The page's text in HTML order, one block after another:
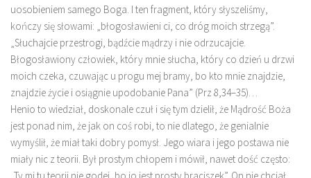
uosobieniem samego Boga. I ten fragment, który słyszeliśmy,
kończy się słowami: „błogosławieni ci, co dróg moich strzegą”.
„Słuchajcie przestrogi, bądźcie mądrzy i nie odrzucajcie.
Błogosławiony człowiek, który mnie słucha, który co dzień u drzwi
moich czeka, czuwając u progu mej bramy, bo kto mnie znajdzie,
znajdzie życie i osiągnie upodobanie Pana” (Prz 8,34–35)…
Henio to wiedział, doskonale czuł i się tym dzielił, że Mądrość Boża
jest ponad nim, że jak on coś robi, to nie dlatego, że genialnie
wymyślił, że miał taki dobry pomysł. Jego wiara i jego postawa nie
miały nic z teorii. Był prostym chłopem i mówił, nawet dość często: